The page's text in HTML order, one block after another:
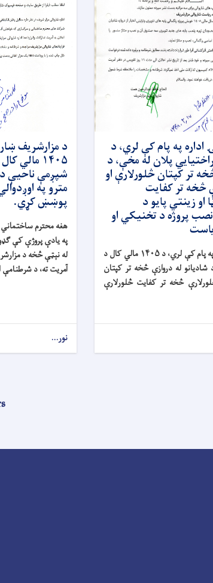
په پام کې لري، د
پراختیایي پلان له مخې، د
تر کپتان څلورلارې او
څخه تر کفایت
زینتي پایو د
نصب پروژه د تخنیکي او
پام کې لري، د
۱۴۰۵ مالي کال د
له دروازې څخه تر کپتان
څخه تر کفایت څلورلارې
د مزارشریف
۱۴۰۵
مترو په
پوښښ کړي.
هغه محترم
په یادې پروژې کې
له نېټې څخه د
آمریت ته، د شرطنامې
نور...